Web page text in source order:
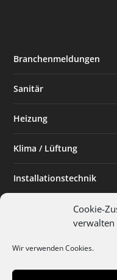
Cookie-
verwalten
Wir verwenden Cookies.
Branchenmeldungen
Sanitär
Heizung
Klima / Lüftung
Installationstechnik
Planen & Bauen
Installateur des Monats